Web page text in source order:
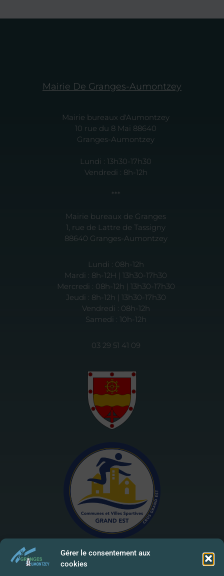
Gérer le consentement aux
cookies
Mairie De Granges-Aumontzey
Mairie bureaux d'Aumontzey
10 rue du 8 Mai 88640
Granges-Aumontzey
Lundi : 13h30-17h30
Vendredi : 8h-12h
***
Mairie bureaux de Granges
1, rue de Lattre de Tassigny
88640 Granges-Aumontzey
Lundi : 08h-12h
Mardi : 8h-12H | 13h30-17h30
Mercredi : 08h-12h | 13h30-17h30
Jeudi : 8h-12h | 13h30-17h30
Vendredi : 08h-12h
Samedi : 10h-12h
03 29 51 41 09